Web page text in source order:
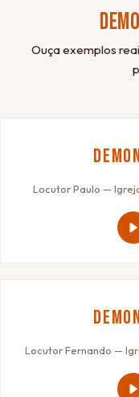
Ouça exemplos
Locutor Paulo —
Locutor Fernando —